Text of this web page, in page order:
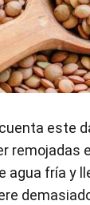
este
remojadas
agua fría y